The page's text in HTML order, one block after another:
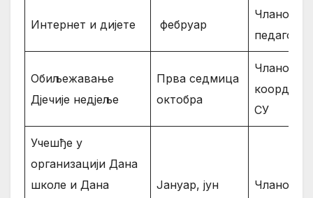
Интернет и дијете фебруар
Чланови,
педагог
Обиљежавање
Дјечије недјеље
Прва седмица
октобра
Чланови,
СУ
Учешђе у
организацији Дана
школе и Дана
Јануар, јун Чланови